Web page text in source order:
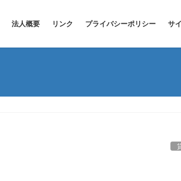
法人概要 リンク プライバシーポリシー サ